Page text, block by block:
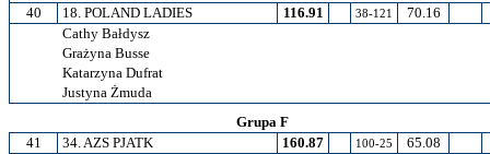
40
18. POLAND LADIES 116.91 38-121
70.16
Cathy Bałdysz
Grażyna Busse
Katarzyna Dufrat
Justyna Żmuda
Grupa F
41
34. AZS PJATK 160.87 100-25
65.08